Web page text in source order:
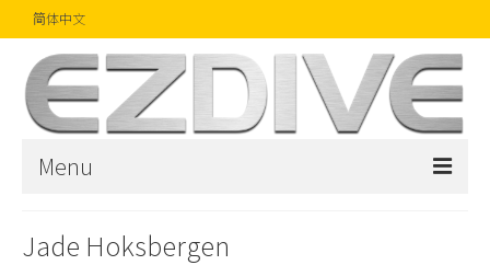
简体中文
Menu
Jade Hoksbergen